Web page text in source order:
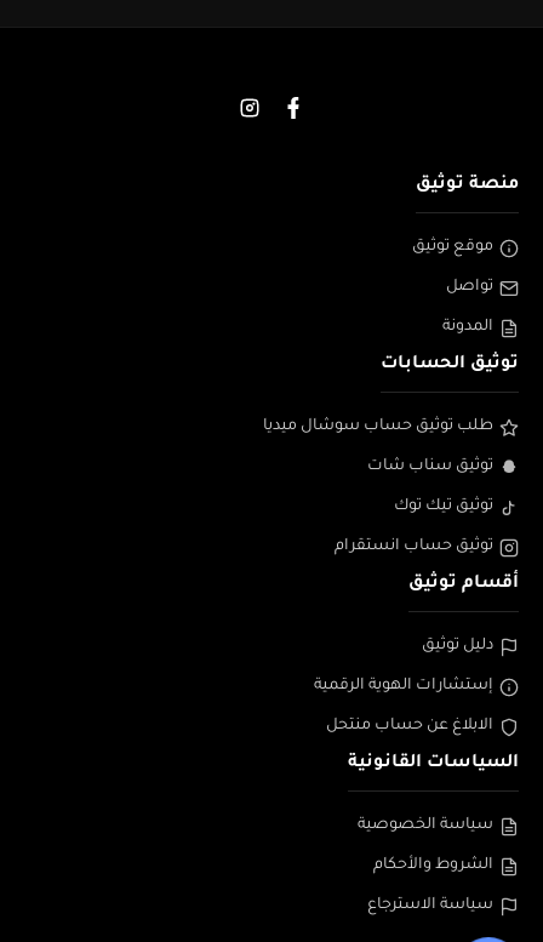
منصة توثيق
موقع توثيق
تواصل
المدونة
توثيق الحسابات
طلب توثيق حساب سوشال ميديا
توثيق سناب شات
توثيق تيك توك
توثيق حساب انستقرام
أقسام توثيق
دليل توثيق
إستشارات الهوية الرقمية
الابلاغ عن حساب منتحل
السياسات القانونية
سياسة الخصوصية
الشروط والأحكام
سياسة الاسترجاع